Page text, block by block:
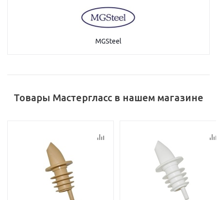
MGSteel
Товары Мастергласс в нашем магазине